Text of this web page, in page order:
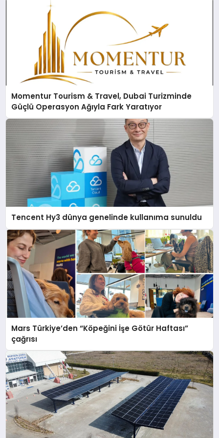
Momentur Tourism & Travel, Dubai Turizminde
Güçlü Operasyon Ağıyla Fark Yaratıyor
Tencent Hy3 dünya genelinde kullanıma sunuldu
Mars Türkiye’den “Köpeğini İşe Götür Haftası”
çağrısı